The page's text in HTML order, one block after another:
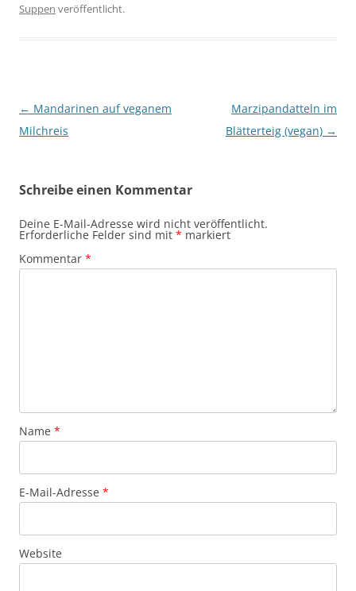
Suppen veröffentlicht.
Beitragsnavigation
← Mandarinen auf veganem
Milchreis
Marzipandatteln im
Blätterteig (vegan) →
Schreibe einen Kommentar
Deine E-Mail-Adresse wird nicht veröffentlicht.
Erforderliche Felder sind mit * markiert
Kommentar *
Name *
E-Mail-Adresse *
Website